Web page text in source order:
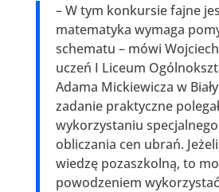
– W tym konkursie fajne
matematyka wymaga
schematu – mówi
uczeń I Liceum
Adama Mickiewicza w
zadanie praktyczne
wykorzystaniu
obliczania cen ubrań.
wiedzę pozaszkolną, to
powodzeniem